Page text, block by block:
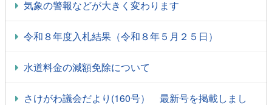
気象の警報などが大きく変わります
令和８年度入札結果（令和８年５月２５日）
水道料金の減額免除について
さけがわ議会だより(160号） 最新号を掲載しまし